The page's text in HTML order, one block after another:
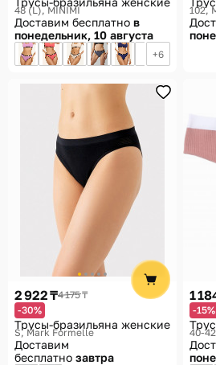
48 (L) MINIMI
Доставим бесплатно в
понедельник, 10 августа
6
102
2 922 ₸4 175 ₸
-30%
Трусы-бразильяна женские
S Mark Formelle
Доставим
бесплатно завтра
1
-15%
40-42